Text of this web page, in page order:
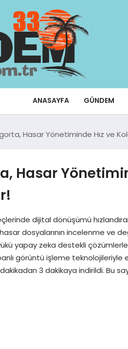
ANASAYFA GÜNDEM
Hasar Yönetiminde Hız ve
Hasar
dijital dönüşümü
dosyalarının incelenme ve
yapay zeka destekli
görüntü işleme teknolojileriyle
3 dakikaya indirildi. Bu